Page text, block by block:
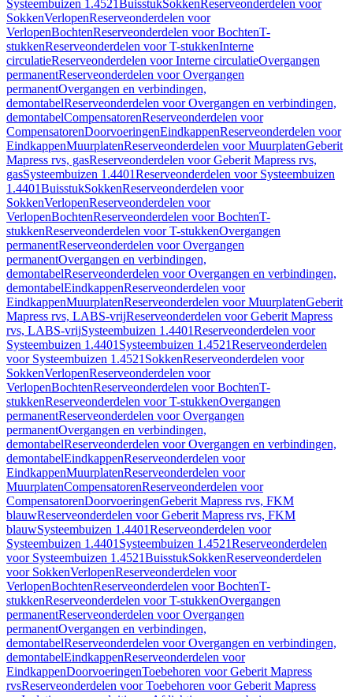
Systeembuizen 1.4521BuisstukSokkenReserveonderdelen voor
SokkenVerlopenReserveonderdelen voor
VerlopenBochtenReserveonderdelen voor BochtenT-
stukkenReserveonderdelen voor T-stukkenInterne
circulatieReserveonderdelen voor Interne circulatieOvergangen
permanentReserveonderdelen voor Overgangen
permanentOvergangen en verbindingen,
demontabelReserveonderdelen voor Overgangen en verbindingen,
demontabelCompensatorenReserveonderdelen voor
CompensatorenDoorvoeringenEindkappenReserveonderdelen voor
EindkappenMuurplatenReserveonderdelen voor MuurplatenGeberit
Mapress rvs, gasReserveonderdelen voor Geberit Mapress rvs,
gasSysteembuizen 1.4401Reserveonderdelen voor Systeembuizen
1.4401BuisstukSokkenReserveonderdelen voor
SokkenVerlopenReserveonderdelen voor
VerlopenBochtenReserveonderdelen voor BochtenT-
stukkenReserveonderdelen voor T-stukkenOvergangen
permanentReserveonderdelen voor Overgangen
permanentOvergangen en verbindingen,
demontabelReserveonderdelen voor Overgangen en verbindingen,
demontabelEindkappenReserveonderdelen voor
EindkappenMuurplatenReserveonderdelen voor MuurplatenGeberit
Mapress rvs, LABS-vrijReserveonderdelen voor Geberit Mapress
rvs, LABS-vrijSysteembuizen 1.4401Reserveonderdelen voor
Systeembuizen 1.4401 Systeembuizen 1.4521Reserveonderdelen
voor Systeembuizen 1.4521 SokkenReserveonderdelen voor
SokkenVerlopenReserveonderdelen voor
VerlopenBochtenReserveonderdelen voor BochtenT-
stukkenReserveonderdelen voor T-stukkenOvergangen
permanentReserveonderdelen voor Overgangen
permanentOvergangen en verbindingen,
demontabelReserveonderdelen voor Overgangen en verbindingen,
demontabelEindkappenReserveonderdelen voor
EindkappenMuurplatenReserveonderdelen voor
MuurplatenCompensatorenReserveonderdelen voor
CompensatorenDoorvoeringenGeberit Mapress rvs, FKM
blauwReserveonderdelen voor Geberit Mapress rvs, FKM
blauwSysteembuizen 1.4401Reserveonderdelen voor
Systeembuizen 1.4401 Systeembuizen 1.4521Reserveonderdelen
voor Systeembuizen 1.4521BuisstukSokkenReserveonderdelen
voor SokkenVerlopenReserveonderdelen voor
VerlopenBochtenReserveonderdelen voor BochtenT-
stukkenReserveonderdelen voor T-stukkenOvergangen
permanentReserveonderdelen voor Overgangen
permanentOvergangen en verbindingen,
demontabelReserveonderdelen voor Overgangen en verbindingen,
demontabelEindkappenReserveonderdelen voor
EindkappenDoorvoeringenToebehoren voor Geberit Mapress
rvsReserveonderdelen voor Toebehoren voor Geberit Mapress